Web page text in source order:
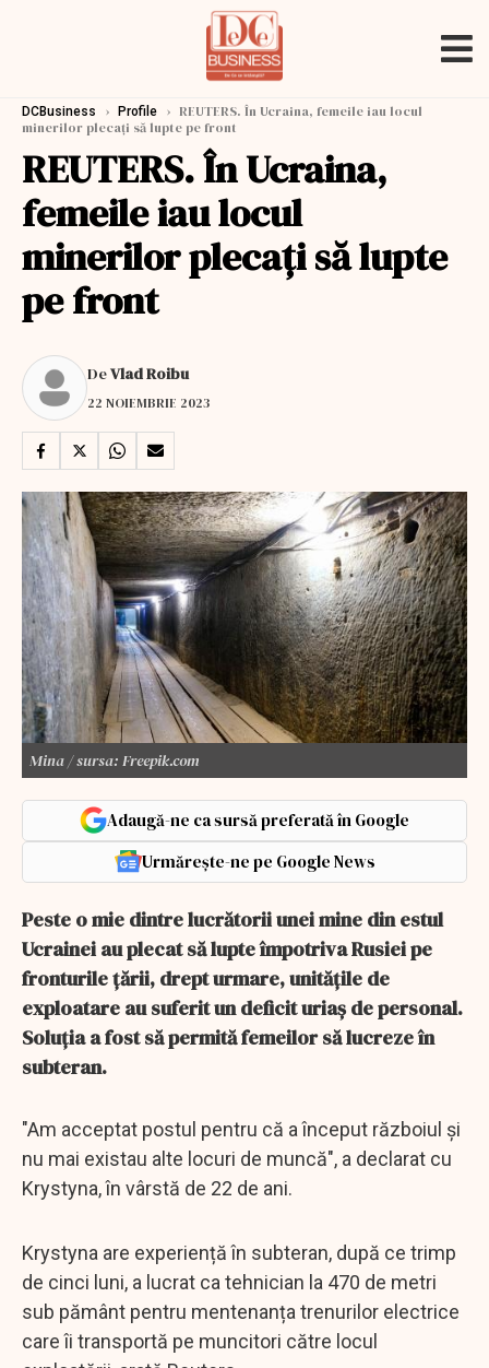
DCBusiness › Profile › REUTERS. În Ucraina, femeile iau locul
minerilor plecați să lupte pe front
REUTERS. În Ucraina,
femeile iau locul
minerilor plecați să lupte
pe front
DeVlad Roibu
22 NOIEMBRIE 2023
Mina / sursa: Freepik.com
Adaugă-ne ca sursă preferată în Google
Urmărește-ne pe Google News
Peste o mie dintre lucrătorii unei mine din estul
Ucrainei au plecat să lupte împotriva Rusiei pe
fronturile țării, drept urmare, unitățile de
exploatare au suferit un deficit uriaș de personal.
Soluția a fost să permită femeilor să lucreze în
subteran.
"Am acceptat postul pentru că a început războiul și
nu mai existau alte locuri de muncă", a declarat cu
Krystyna, în vârstă de 22 de ani.
Krystyna are experiență în subteran, după ce trimp
de cinci luni, a lucrat ca tehnician la 470 de metri
sub pământ pentru mentenanța trenurilor electrice
care îi transportă pe muncitori către locul